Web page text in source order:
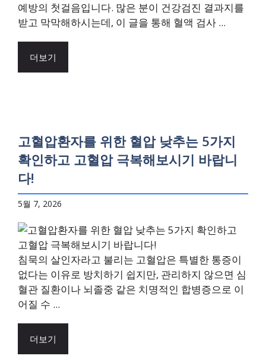
예방의 첫걸음입니다. 많은 분이 건강검진 결과지를
받고 막막해하시는데, 이 글을 통해 혈액 검사 ...
더보기
고혈압환자를 위한 혈압 낮추는 5가지
확인하고 고혈압 극복해보시기 바랍니
다!
5월 7, 2026
침묵의 살인자라고 불리는 고혈압은 특별한 통증이
없다는 이유로 방치하기 쉽지만, 관리하지 않으면 심
혈관 질환이나 뇌졸중 같은 치명적인 합병증으로 이
어질 수 ...
더보기